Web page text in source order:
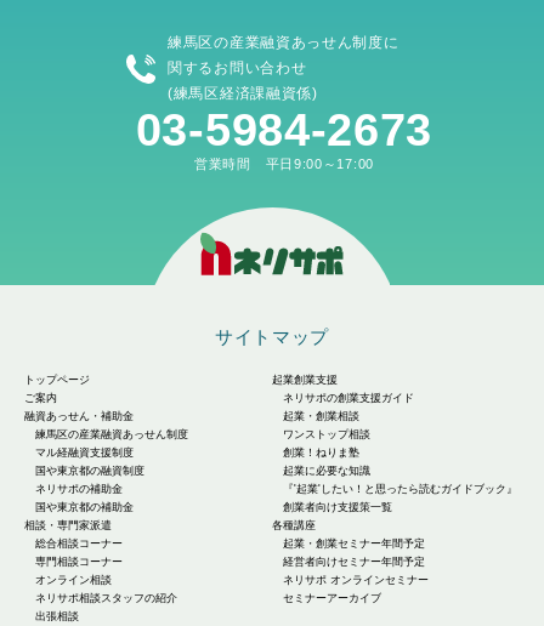
練馬区の産業融資あっせん制度に
関するお問い合わせ
(練馬区経済課融資係)
03-5984-2673
営業時間 平日9:00～17:00
サイトマップ
トップページ
ご案内
融資あっせん・補助金
練馬区の産業融資あっせん制度
マル経融資支援制度
国や東京都の融資制度
ネリサポの補助金
国や東京都の補助金
相談・専門家派遣
総合相談コーナー
専門相談コーナー
オンライン相談
ネリサポ相談スタッフの紹介
出張相談
起業創業支援
ネリサポの創業支援ガイド
起業・創業相談
ワンストップ相談
創業！ねりま塾
起業に必要な知識
『'起業'したい！と思ったら読むガイドブック』
創業者向け支援策一覧
各種講座
起業・創業セミナー年間予定
経営者向けセミナー年間予定
ネリサポ オンラインセミナー
セミナーアーカイブ